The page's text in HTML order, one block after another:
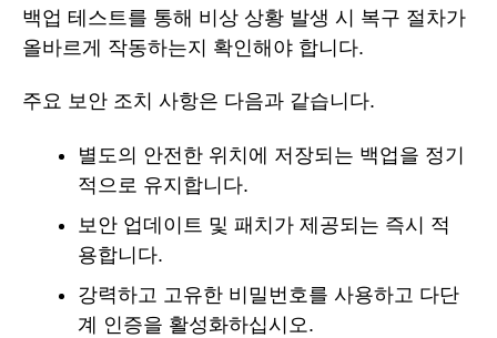
백업 테스트를 통해 비상 상황 발생 시 복구 절차가
올바르게 작동하는지 확인해야 합니다.
주요 보안 조치 사항은 다음과 같습니다.
별도의 안전한 위치에 저장되는 백업을 정기
적으로 유지합니다.
보안 업데이트 및 패치가 제공되는 즉시 적
용합니다.
강력하고 고유한 비밀번호를 사용하고 다단
계 인증을 활성화하십시오.